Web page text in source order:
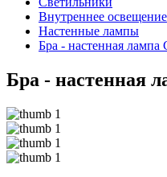
Внутреннее освещение
Hастенные лампы
Бра - настенная
Бра - настенная